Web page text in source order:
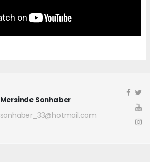
Mersinde Sonhaber
sonhaber_33@hotmail.com